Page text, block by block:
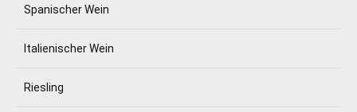
Spanischer Wein
Italienischer Wein
Riesling